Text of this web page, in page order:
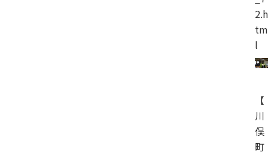
2.h
tm
l
【
川
俣
町